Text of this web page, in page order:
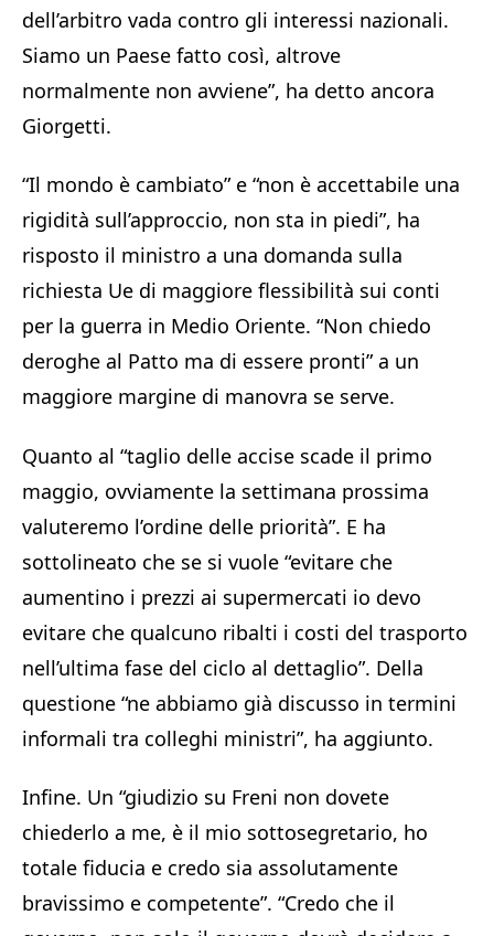
dell’arbitro vada contro gli interessi nazionali.
Siamo un Paese fatto così, altrove
normalmente non avviene”, ha detto ancora
Giorgetti.
“Il mondo è cambiato” e “non è accettabile una
rigidità sull’approccio, non sta in piedi”, ha
risposto il ministro a una domanda sulla
richiesta Ue di maggiore flessibilità sui conti
per la guerra in Medio Oriente. “Non chiedo
deroghe al Patto ma di essere pronti” a un
maggiore margine di manovra se serve.
Quanto al “taglio delle accise scade il primo
maggio, ovviamente la settimana prossima
valuteremo l’ordine delle priorità”. E ha
sottolineato che se si vuole “evitare che
aumentino i prezzi ai supermercati io devo
evitare che qualcuno ribalti i costi del trasporto
nell’ultima fase del ciclo al dettaglio”. Della
questione “ne abbiamo già discusso in termini
informali tra colleghi ministri”, ha aggiunto.
Infine. Un “giudizio su Freni non dovete
chiederlo a me, è il mio sottosegretario, ho
totale fiducia e credo sia assolutamente
bravissimo e competente”. “Credo che il